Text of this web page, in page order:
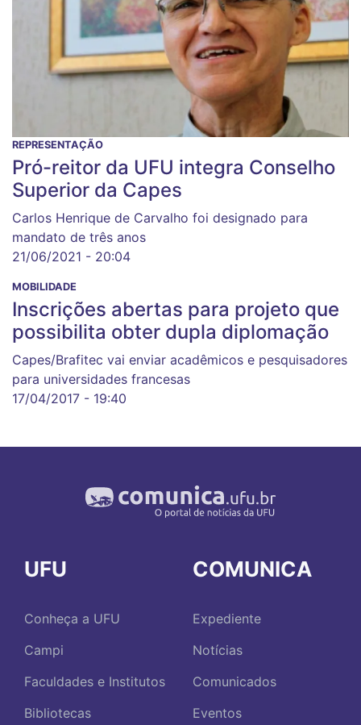
REPRESENTAÇÃO
Pró-reitor da UFU integra Conselho
Superior da Capes
Carlos Henrique de Carvalho foi designado para
mandato de três anos
21/06/2021 - 20:04
MOBILIDADE
Inscrições abertas para projeto que
possibilita obter dupla diplomação
Capes/Brafitec vai enviar acadêmicos e pesquisadores
para universidades francesas
17/04/2017 - 19:40
UFU
Conheça a UFU
Campi
Faculdades e Institutos
Bibliotecas
COMUNICA
Expediente
Notícias
Comunicados
Eventos